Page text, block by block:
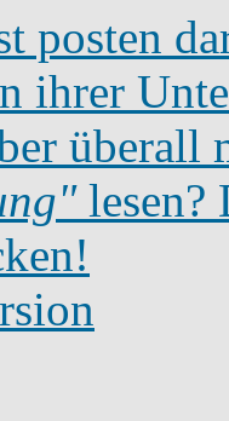
posten
ihrer
überall
lesen?